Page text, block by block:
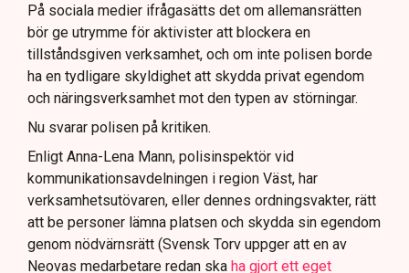
På sociala medier ifrågasätts det om allemansrätten
bör ge utrymme för aktivister att blockera en
tillståndsgiven verksamhet, och om inte polisen borde
ha en tydligare skyldighet att skydda privat egendom
och näringsverksamhet mot den typen av störningar.
Nu svarar polisen på kritiken.
Enligt Anna-Lena Mann, polisinspektör vid
kommunikationsavdelningen i region Väst, har
verksamhetsutövaren, eller dennes ordningsvakter, rätt
att be personer lämna platsen och skydda sin egendom
genom nödvärnsrätt (Svensk Torv uppger att en av
Neovas medarbetare redan ska ha gjort ett eget